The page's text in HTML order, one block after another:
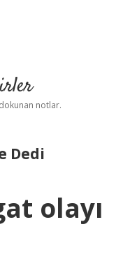
dokunan notlar.
Dedi
olayı